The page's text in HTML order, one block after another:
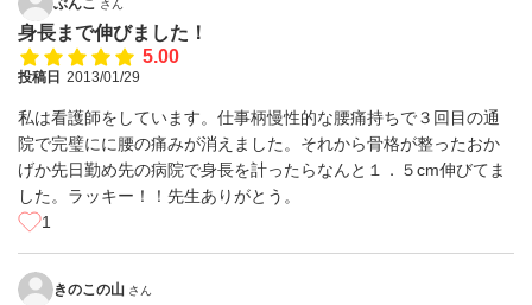
さん
身長まで伸びました！
5.00
投稿日 2013/01/29
私は看護師をしています。仕事柄慢性的な腰痛持ちで３回目の通
院で完璧にに腰の痛みが消えました。それから骨格が整ったおか
げか先日勤め先の病院で身長を計ったらなんと１．５cm伸びてま
した。ラッキー！！先生ありがとう。
1
きのこの山 さん